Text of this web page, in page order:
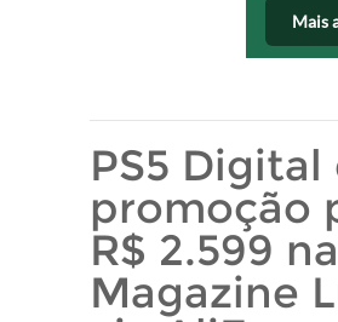
Mais
PS5 Digital
promoção
R$ 2.599 na
Magazine